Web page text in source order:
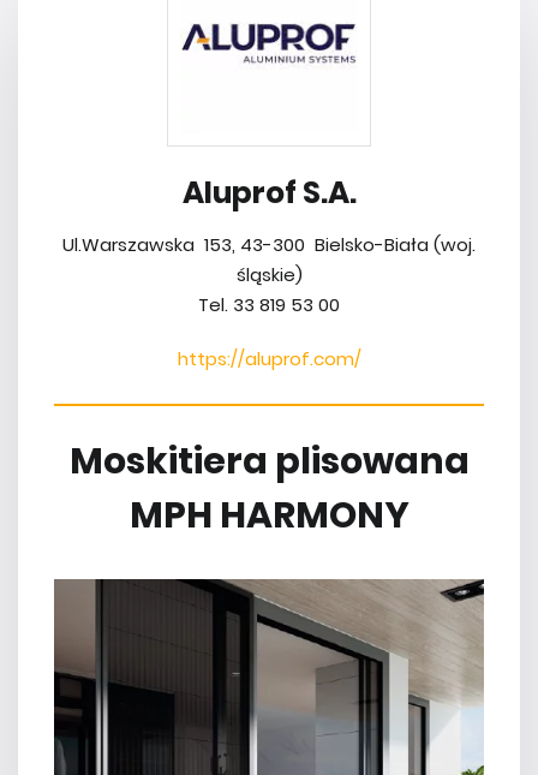
Aluprof S.A.
Ul.Warszawska 153, 43-300 Bielsko-Biała (woj.
śląskie)
Tel. 33 819 53 00
https://aluprof.com/
Moskitiera plisowana
MPH HARMONY